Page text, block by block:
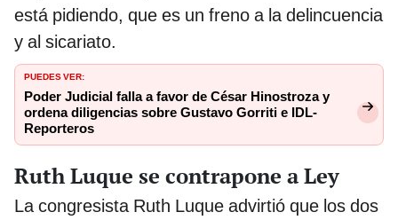
está pidiendo, que es un freno a la delincuencia
y al sicariato.
PUEDES VER:
Poder Judicial falla a favor de César Hinostroza y
ordena diligencias sobre Gustavo Gorriti e IDL-
Reporteros
Ruth Luque se contrapone a Ley
La congresista Ruth Luque advirtió que los dos